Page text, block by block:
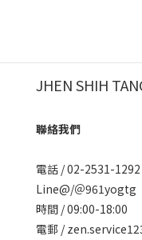
JHEN SHIH
聯絡我們
電話 / 02-2531-1292
Line@/＠961yogtg
時間 / 09:00-18:00
電郵 /